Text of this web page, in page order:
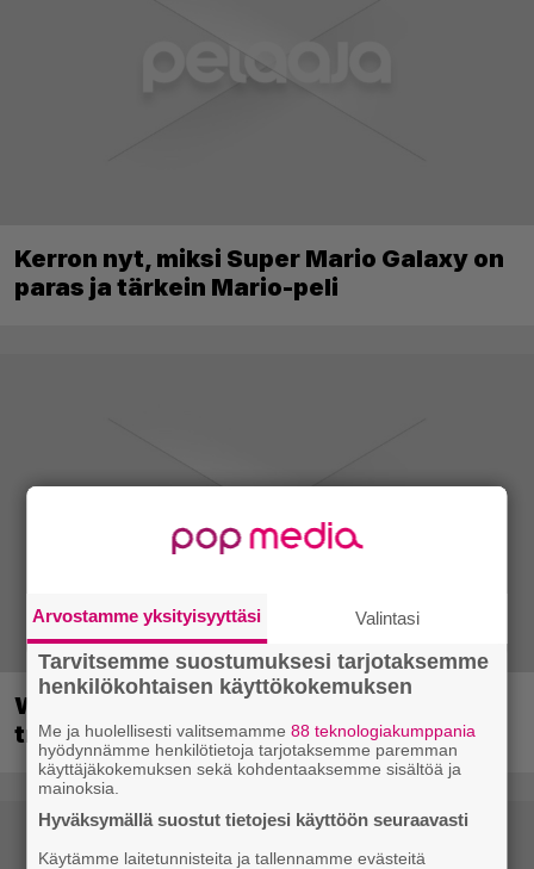
Kerron nyt, miksi Super Mario Galaxy on
paras ja tärkein Mario-peli
Wreckfest 2 sai rallienglannintäyteisen
trailerin
Arvostamme yksityisyyttäsi Valintasi
Tarvitsemme suostumuksesi tarjotaksemme
henkilökohtaisen käyttökokemuksen
Me ja huolellisesti valitsemamme88 teknologiakumppania
hyödynnämme henkilötietoja tarjotaksemme paremman
käyttäjäkokemuksen sekä kohdentaaksemme sisältöä ja
mainoksia.
Hyväksymällä suostut tietojesi käyttöön seuraavasti
Käytämme laitetunnisteita ja tallennamme evästeitä